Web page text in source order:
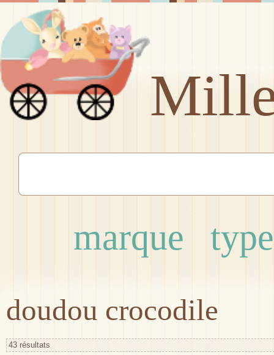
marque type
doudou crocodile
43 résultats